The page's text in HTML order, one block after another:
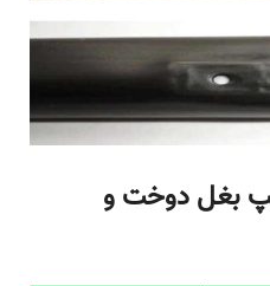
بغل دوخت و